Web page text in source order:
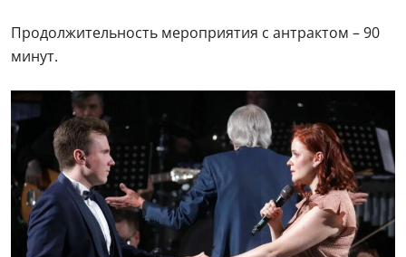
Продолжительность мероприятия с антрактом – 90
минут.